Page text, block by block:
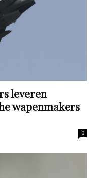
leveren
wapenmakers
0